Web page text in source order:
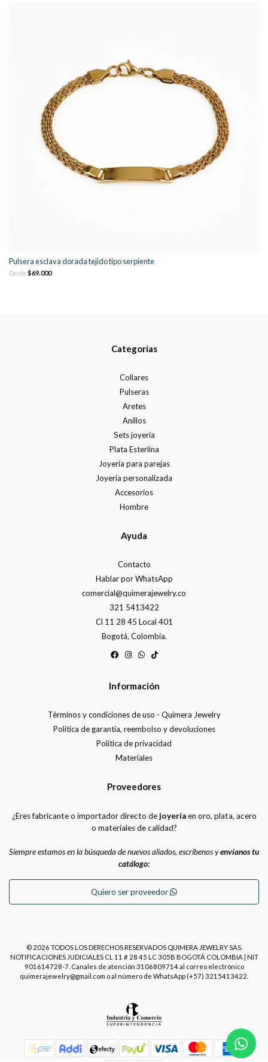
Pulsera esclava dorada tejido tipo serpiente
Desde$69.000
Categorías
Collares
Pulseras
Aretes
Anillos
Sets joyería
Plata Esterlina
Joyería para parejas
Joyería personalizada
Accesorios
Hombre
Ayuda
Contacto
Hablar por WhatsApp
comercial@quimerajewelry.co
321 5413422
Cl 11 28 45 Local 401
Bogotá, Colombia.
Información
Términos y condiciones de uso - Quimera Jewelry
Política de garantía, reembolso y devoluciones
Política de privacidad
Materiales
Proveedores
¿Eres fabricante o importador directo dejoyeríaen oro, plata, acero
o materiales de calidad?
Siempre estamos en la búsqueda de nuevos aliados, escríbenos yenvíanos tu
catálogo:
Quiero ser proveedor
© 2026 TODOS LOS DERECHOS RESERVADOS QUIMERA JEWELRY SAS.
NOTIFICACIONES JUDICIALES CL 11 # 28 45 LC 305B BOGOTÁ COLOMBIA | NIT
901614728-7. Canales de atención 3106809714 al correo electrónico
quimerajewelry@gmail.com o al número de WhatsApp (+57) 3215413422.